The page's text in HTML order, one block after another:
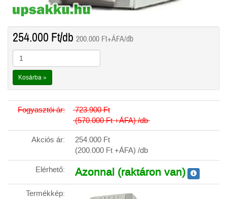
254.000 Ft/db 200.000 Ft+ÁFA/db
Kosárba »
Fogyasztói ár: 723.900Ft
(570.000Ft+ÁFA) /db
Akciós ár:
254.000 Ft
(200.000 Ft +ÁFA) /db
Elérhető:
Azonnal (raktáron van)
Termékkép: